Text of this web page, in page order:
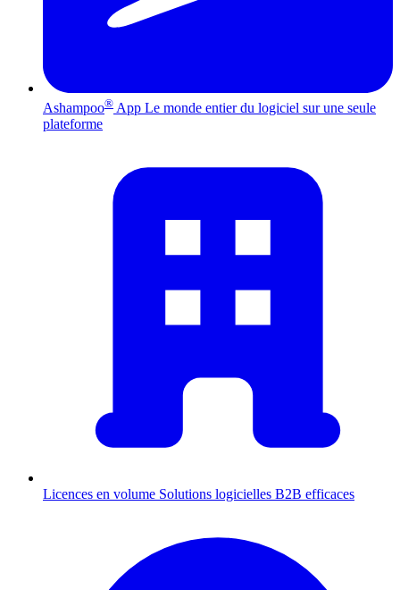
Ashampoo® App Le monde entier du logiciel sur une seule
plateforme
Licences en volume Solutions logicielles B2B efficaces